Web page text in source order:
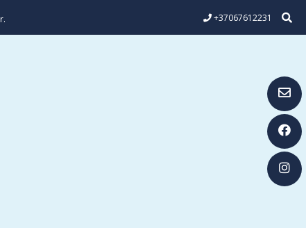
+37067612231